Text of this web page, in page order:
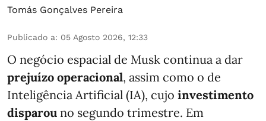
Tomás Gonçalves Pereira
Publicado a: 05 Agosto 2026, 12:33
O negócio espacial de Musk continua a dar
prejuízo operacional, assim como o de
Inteligência Artificial (IA), cujo investimento
disparou no segundo trimestre. Em